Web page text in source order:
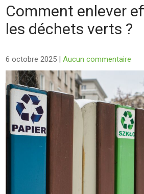
Comment enlever
les déchets verts ?
6 octobre 2025 |Aucun commentaire